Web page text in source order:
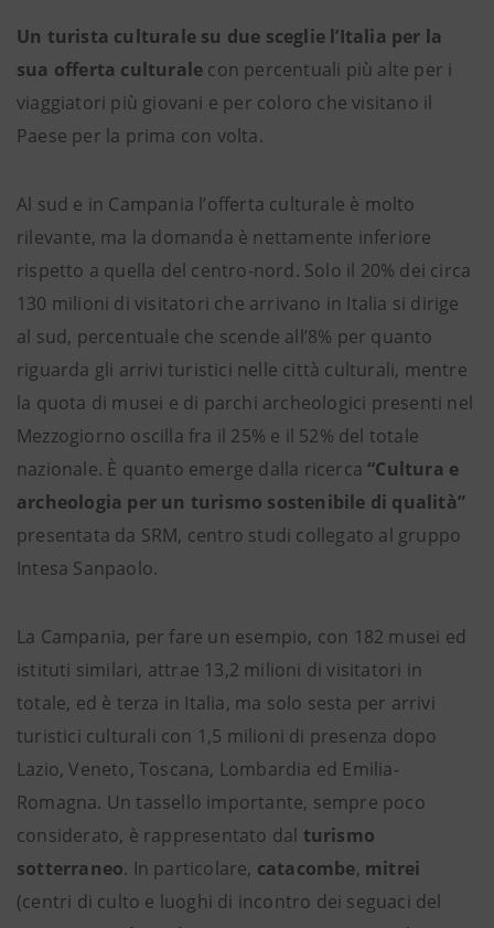
Un turista culturale su due sceglie l’Italia per la
sua offerta culturale con percentuali più alte per i
viaggiatori più giovani e per coloro che visitano il
Paese per la prima con volta.
Al sud e in Campania l’offerta culturale è molto
rilevante, ma la domanda è nettamente inferiore
rispetto a quella del centro-nord. Solo il 20% dei circa
130 milioni di visitatori che arrivano in Italia si dirige
al sud, percentuale che scende all’8% per quanto
riguarda gli arrivi turistici nelle città culturali, mentre
la quota di musei e di parchi archeologici presenti nel
Mezzogiorno oscilla fra il 25% e il 52% del totale
nazionale. È quanto emerge dalla ricerca“Cultura e
archeologia per un turismo sostenibile di qualità”
presentata da SRM, centro studi collegato al gruppo
Intesa Sanpaolo.
La Campania, per fare un esempio, con 182 musei ed
istituti similari, attrae 13,2 milioni di visitatori in
totale, ed è terza in Italia, ma solo sesta per arrivi
turistici culturali con 1,5 milioni di presenza dopo
Lazio, Veneto, Toscana, Lombardia ed Emilia-
Romagna. Un tassello importante, sempre poco
considerato, è rappresentato dal turismo
sotterraneo. In particolare, catacombe, mitrei
(centri di culto e luoghi di incontro dei seguaci del